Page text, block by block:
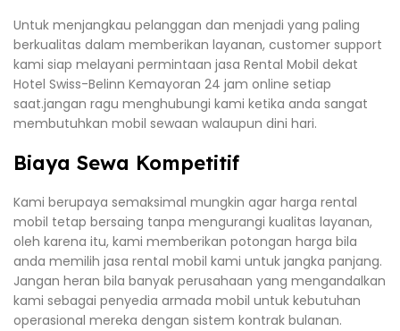
Untuk menjangkau pelanggan dan menjadi yang paling
berkualitas dalam memberikan layanan, customer support
kami siap melayani permintaan jasa Rental Mobil dekat
Hotel Swiss-Belinn Kemayoran 24 jam online setiap
saat.jangan ragu menghubungi kami ketika anda sangat
membutuhkan mobil sewaan walaupun dini hari.
Biaya Sewa Kompetitif
Kami berupaya semaksimal mungkin agar harga rental
mobil tetap bersaing tanpa mengurangi kualitas layanan,
oleh karena itu, kami memberikan potongan harga bila
anda memilih jasa rental mobil kami untuk jangka panjang.
Jangan heran bila banyak perusahaan yang mengandalkan
kami sebagai penyedia armada mobil untuk kebutuhan
operasional mereka dengan sistem kontrak bulanan.